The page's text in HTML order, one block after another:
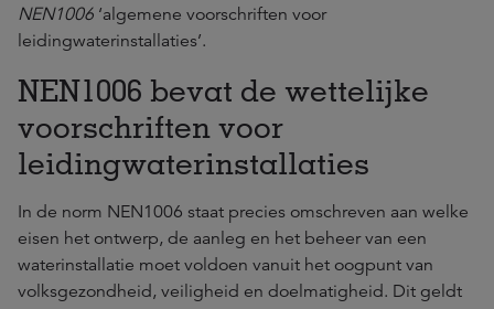
NEN1006 ‘algemene voorschriften voor
leidingwaterinstallaties’.
NEN1006 bevat de wettelijke
voorschriften voor
leidingwaterinstallaties
In de norm NEN1006 staat precies omschreven aan welke
eisen het ontwerp, de aanleg en het beheer van een
waterinstallatie moet voldoen vanuit het oogpunt van
volksgezondheid, veiligheid en doelmatigheid. Dit geldt